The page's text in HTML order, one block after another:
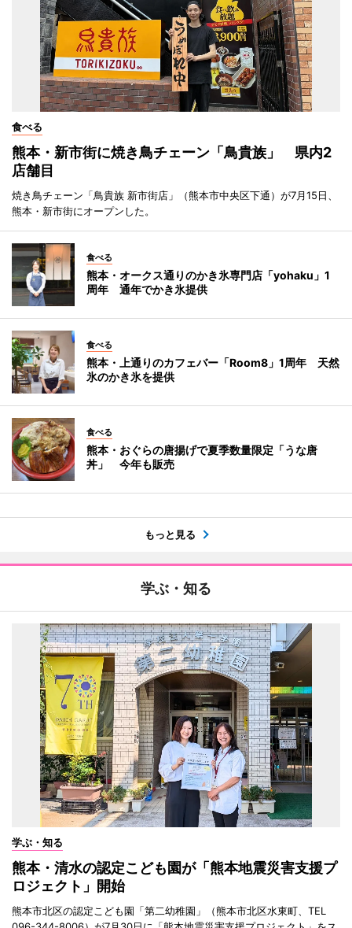
食べる
熊本・新市街に焼き鳥チェーン「鳥貴族」 県内2
店舗目
焼き鳥チェーン「鳥貴族 新市街店」（熊本市中央区下通）が7月15日、
熊本・新市街にオープンした。
食べる
熊本・オークス通りのかき氷専門店「yohaku」1
周年 通年でかき氷提供
食べる
熊本・上通りのカフェバー「Room8」1周年 天然
氷のかき氷を提供
食べる
熊本・おぐらの唐揚げで夏季数量限定「うな唐
丼」 今年も販売
もっと見る
学ぶ・知る
学ぶ・知る
熊本・清水の認定こども園が「熊本地震災害支援プ
ロジェクト」開始
熊本市北区の認定こども園「第二幼稚園」（熊本市北区水東町、TEL